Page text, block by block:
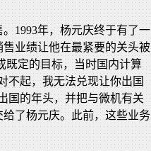
1993年，杨元庆终于有了一
业绩让他在最紧要的关头被
既定的目标，当时国内计算
不起，我无法兑现让你出国
国的年头，并把与微机有关
了杨元庆。此前，这些业务